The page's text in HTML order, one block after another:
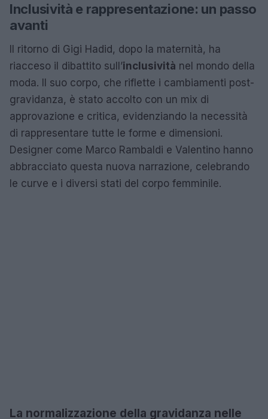
Inclusività e rappresentazione: un passo
avanti
Il ritorno di Gigi Hadid, dopo la maternità, ha
riacceso il dibattito sull’inclusività nel mondo della
moda. Il suo corpo, che riflette i cambiamenti post-
gravidanza, è stato accolto con un mix di
approvazione e critica, evidenziando la necessità
di rappresentare tutte le forme e dimensioni.
Designer come Marco Rambaldi e Valentino hanno
abbracciato questa nuova narrazione, celebrando
le curve e i diversi stati del corpo femminile.
La normalizzazione della gravidanza nelle